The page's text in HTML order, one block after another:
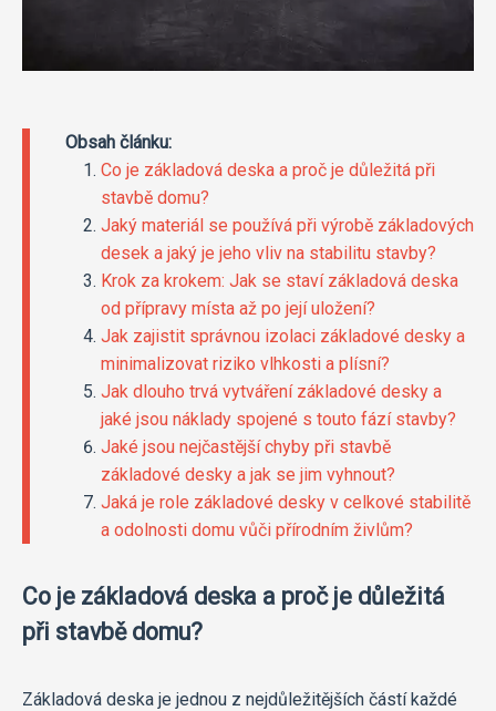
Obsah článku:
Co je základová deska a proč je důležitá při
stavbě domu?
Jaký materiál se používá při výrobě základových
desek a jaký je jeho vliv na stabilitu stavby?
Krok za krokem: Jak se staví základová deska
od přípravy místa až po její uložení?
Jak zajistit správnou izolaci základové desky a
minimalizovat riziko vlhkosti a plísní?
Jak dlouho trvá vytváření základové desky a
jaké jsou náklady spojené s touto fází stavby?
Jaké jsou nejčastější chyby při stavbě
základové desky a jak se jim vyhnout?
Jaká je role základové desky v celkové stabilitě
a odolnosti domu vůči přírodním živlům?
Co je základová deska a proč je důležitá
při stavbě domu?
Základová deska je jednou z nejdůležitějších částí každé